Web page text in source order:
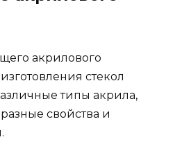
акрилового
стекол
типы акрила,
свойства и